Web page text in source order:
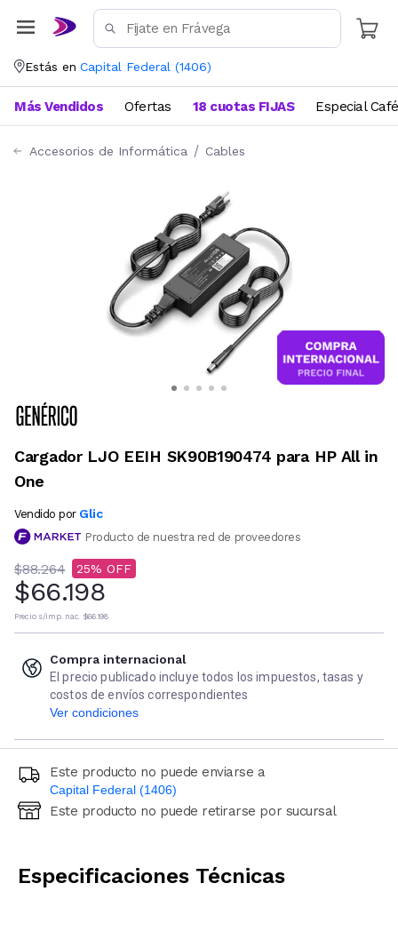
Estás en Capital Federal (1406)
Más Vendidos Ofertas 18 cuotas FIJAS Especial Café
Accesorios de Informática Cables
Cargador LJO EEIH SK90B190474 para HP All in
One
Vendido por Glic
Producto de nuestra red de proveedores
$88.264 25
$66.198
Precio s/imp. nac. $66.198
Compra internacional
El precio publicado incluye todos los impuestos, tasas y
costos de envíos correspondientes
Ver condiciones
Este producto no puede enviarse a
Capital Federal (1406)
Ingresá código postal (sólo números)
Este producto no puede retirarse por sucursal
Especificaciones Técnicas